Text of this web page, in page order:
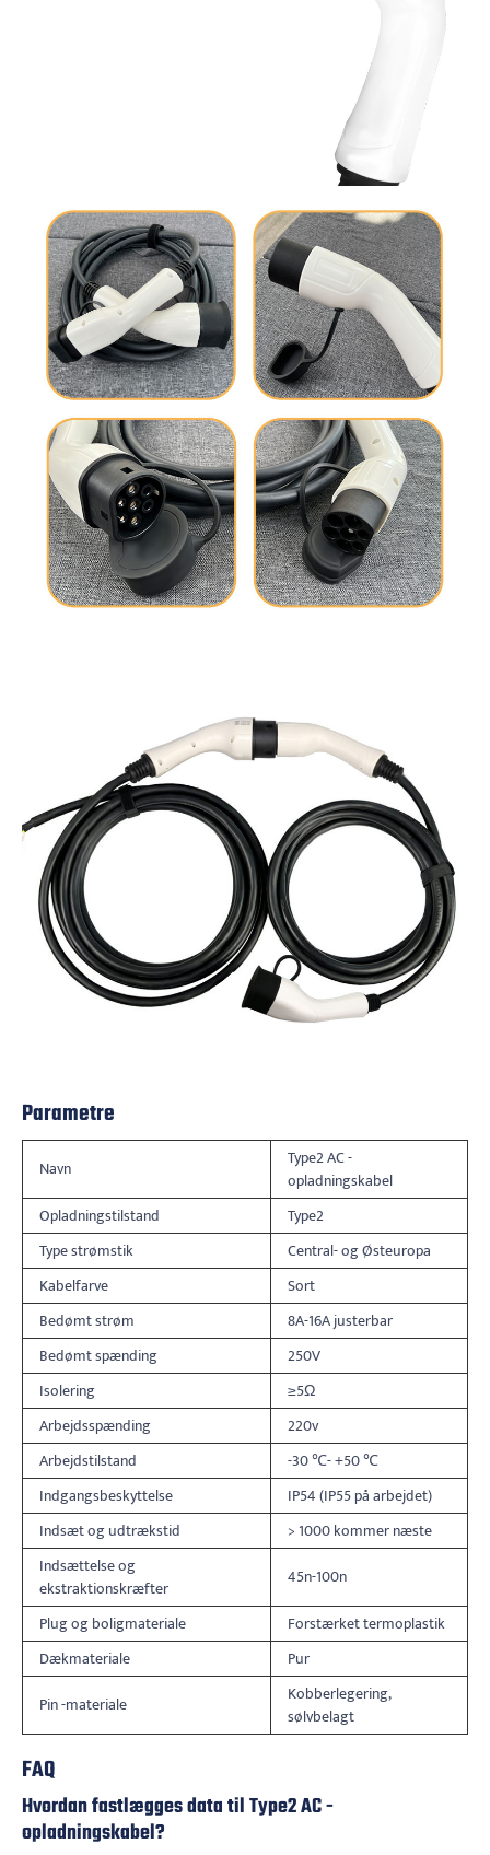
Parametre
Navn
Type2 AC -
opladningskabel
Opladningstilstand
Type2
Type strømstik
Central- og Østeuropa
Kabelfarve
Sort
Bedømt strøm
8A-16A justerbar
Bedømt spænding
250V
Isolering
≥5Ω
Arbejdsspænding
220v
Arbejdstilstand
-30 ℃- +50 ℃
Indgangsbeskyttelse
IP54 (IP55 på arbejdet)
Indsæt og udtrækstid
> 1000 kommer næste
Indsættelse og
ekstraktionskræfter
45n-100n
Plug og boligmateriale
Forstærket termoplastik
Dækmateriale
Pur
Pin -materiale
Kobberlegering,
sølvbelagt
FAQ
Hvordan fastlægges data til Type2 AC -
opladningskabel?